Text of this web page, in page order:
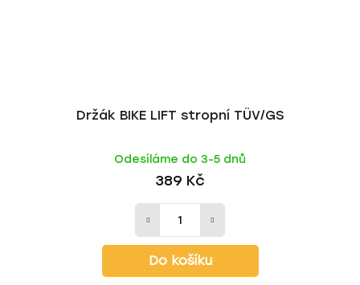
Držák BIKE LIFT stropní TÜV/GS
Odesíláme do 3-5 dnů
389 Kč
Do košíku